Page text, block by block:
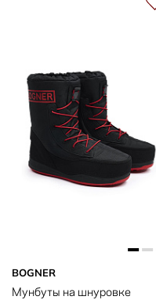
BOGNER
Мунбуты на шнуровке